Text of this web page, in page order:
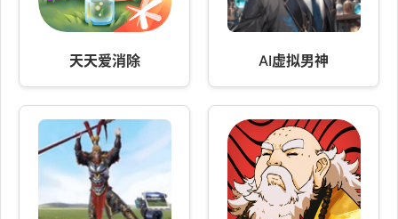
天天爱消除 AI虚拟男神